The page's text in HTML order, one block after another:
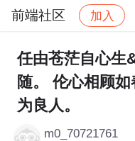
前端社区 加入
社区 前端社区
任由苍茫自心生
随。 伦心相顾
为良人。
m0_70721761